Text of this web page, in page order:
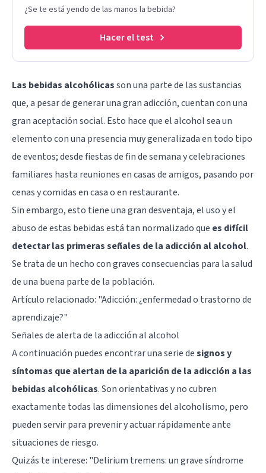
¿Se te está yendo de las manos la bebida?
Hacer el test
Las bebidas alcohólicasson una parte de las sustancias
que, a pesar de generar una gran adicción, cuentan con una
gran aceptación social. Esto hace que el alcohol sea un
elemento con una presencia muy generalizada en todo tipo
de eventos; desde fiestas de fin de semana y celebraciones
familiares hasta reuniones en casas de amigos, pasando por
cenas y comidas en casa o en restaurante.
Sin embargo, esto tiene una gran desventaja, el uso y el
abuso de estas bebidas está tan normalizado que es difícil
detectar las primeras señales de la adicción al alcohol.
Se trata de un hecho con graves consecuencias para la salud
de una buena parte de la población.
Artículo relacionado: "Adicción: ¿enfermedad o trastorno de
aprendizaje?"
Señales de alerta de la adicción al alcohol
A continuación puedes encontrar una serie designos y
síntomas que alertan de la aparición de la adicción a las
bebidas alcohólicas. Son orientativas y no cubren
exactamente todas las dimensiones del alcoholismo, pero
pueden servir para prevenir y actuar rápidamente ante
situaciones de riesgo.
Quizás te interese: "Delirium tremens: un grave síndrome